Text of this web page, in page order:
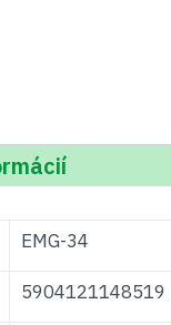
EMG-34
5904121148519